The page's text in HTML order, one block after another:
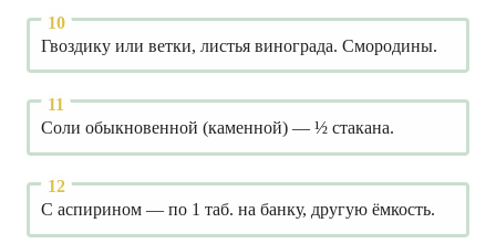
Гвоздику или ветки, листья винограда. Смородины.
Соли обыкновенной (каменной) — ½ стакана.
С аспирином — по 1 таб. на банку, другую ёмкость.